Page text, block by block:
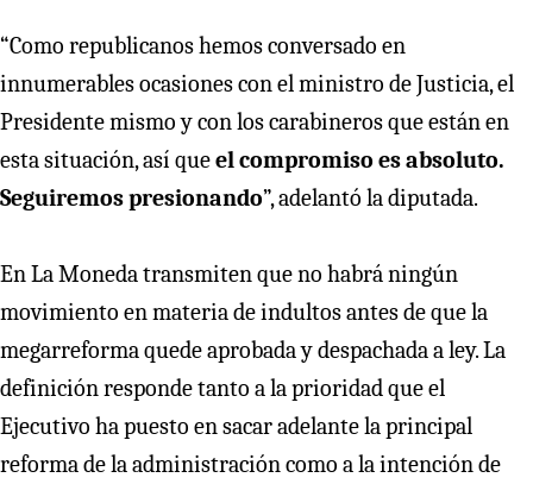
“Como republicanos hemos conversado en
innumerables ocasiones con el ministro de Justicia, el
Presidente mismo y con los carabineros que están en
esta situación, así queel compromiso es absoluto.
Seguiremos presionando”, adelantó la diputada.
En La Moneda transmiten que no habrá ningún
movimiento en materia de indultos antes de que la
megarreforma quede aprobada y despachada a ley. La
definición responde tanto a la prioridad que el
Ejecutivo ha puesto en sacar adelante la principal
reforma de la administración como a la intención de